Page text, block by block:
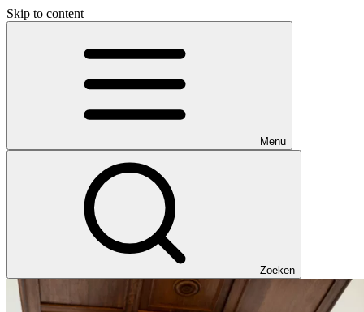
Skip to content
Menu
Zoeken